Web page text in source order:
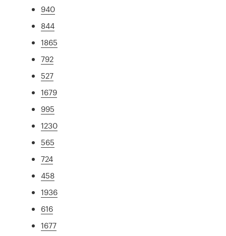
940
844
1865
792
527
1679
995
1230
565
724
458
1936
616
1677